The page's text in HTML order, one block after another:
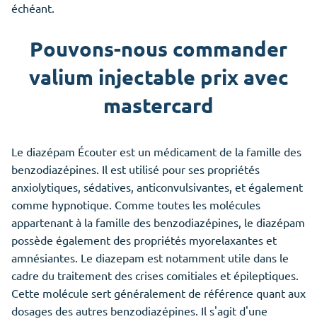
échéant.
Pouvons-nous commander
valium injectable prix avec
mastercard
Le diazépam Écouter est un médicament de la famille des
benzodiazépines. Il est utilisé pour ses propriétés
anxiolytiques, sédatives, anticonvulsivantes, et également
comme hypnotique. Comme toutes les molécules
appartenant à la famille des benzodiazépines, le diazépam
possède également des propriétés myorelaxantes et
amnésiantes. Le diazepam est notamment utile dans le
cadre du traitement des crises comitiales et épileptiques.
Cette molécule sert généralement de référence quant aux
dosages des autres benzodiazépines. Il s'agit d'une